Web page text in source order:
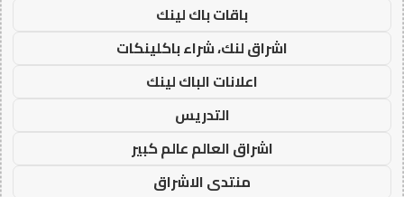
باقات باك لينك
اشراق لنك، شراء باكلينكات
اعلانات الباك لينك
التدريس
اشراق العالم عالم كبير
منتدى الاشراق